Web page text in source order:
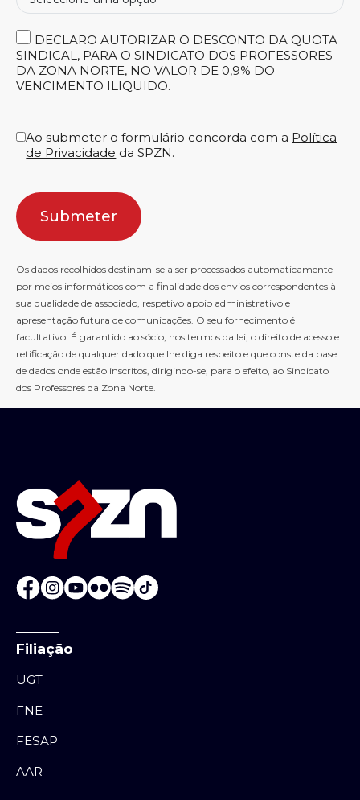
DECLARO AUTORIZAR O DESCONTO DA QUOTA
SINDICAL, PARA O SINDICATO DOS PROFESSORES
DA ZONA NORTE, NO VALOR DE 0,9% DO
VENCIMENTO ILIQUIDO.
Ao submeter o formulário concorda com a Política
de Privacidade da SPZN.
Submeter
Os dados recolhidos destinam-se a ser processados automaticamente
por meios informáticos com a finalidade dos envios correspondentes à
sua qualidade de associado, respetivo apoio administrativo e
apresentação futura de comunicações. O seu fornecimento é
facultativo. É garantido ao sócio, nos termos da lei, o direito de acesso e
retificação de qualquer dado que lhe diga respeito e que conste da base
de dados onde estão inscritos, dirigindo-se, para o efeito, ao Sindicato
dos Professores da Zona Norte.
Filiação
UGT
FNE
FESAP
AAR